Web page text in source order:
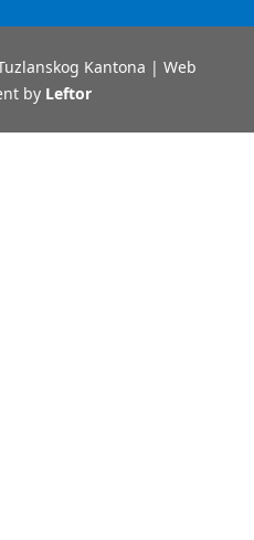
Kantona | Web
by Leftor